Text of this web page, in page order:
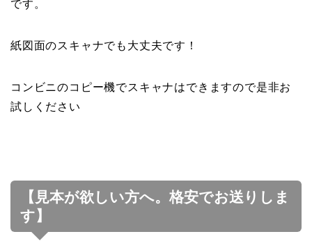
です。
紙図面のスキャナでも大丈夫です！
コンビニのコピー機でスキャナはできますので是非お
試しください
【見本が欲しい方へ。格安でお送りしま
す】